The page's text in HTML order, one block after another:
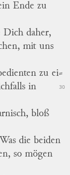
Ende zu
Dich daher,
mit uns
zu ei⸗
30
in
bloß
Was die beiden
so mögen